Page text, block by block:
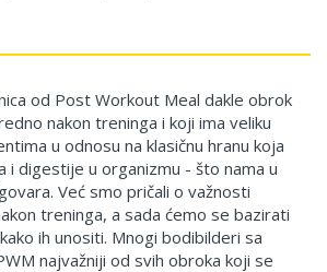
od Post Workout Meal dakle obrok
nakon treninga i koji ima veliku
u odnosu na klasičnu hranu koja
i digestije u organizmu - što nama u
Već smo pričali o važnosti
treninga, a sada ćemo se bazirati
ih unositi. Mnogi bodibilderi sa
najvažniji od svih obroka koji se